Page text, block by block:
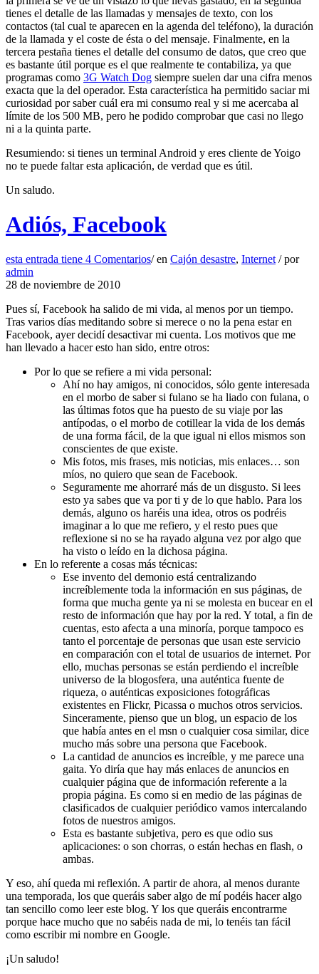
tienes el detalle de las llamadas y mensajes de texto, con los
contactos (tal cual te aparecen en la agenda del teléfono), la duración
de la llamada y el coste de ésta o del mensaje. Finalmente, en la
tercera pestaña tienes el detalle del consumo de datos, que creo que
es bastante útil porque es el que realmente te contabiliza, ya que
programas como 3G Watch Dog siempre suelen dar una cifra menos
exacta que la del operador. Esta característica ha permitido saciar mi
curiosidad por saber cuál era mi consumo real y si me acercaba al
límite de los 500 MB, pero he podido comprobar que casi no llego
ni a la quinta parte.
Resumiendo: si tienes un terminal Android y eres cliente de Yoigo
no te puede faltar esta aplicación, de verdad que es útil.
Un saludo.
Adiós, Facebook
esta entrada tiene 4 Comentarios/ en Cajón desastre, Internet / por
admin
28 de noviembre de 2010
Pues sí, Facebook ha salido de mi vida, al menos por un tiempo.
Tras varios días meditando sobre si merece o no la pena estar en
Facebook, ayer decidí desactivar mi cuenta. Los motivos que me
han llevado a hacer esto han sido, entre otros:
Por lo que se refiere a mi vida personal:
Ahí no hay amigos, ni conocidos, sólo gente interesada
en el morbo de saber si fulano se ha liado con fulana, o
las últimas fotos que ha puesto de su viaje por las
antípodas, o el morbo de cotillear la vida de los demás
de una forma fácil, de la que igual ni ellos mismos son
conscientes de que existe.
Mis fotos, mis frases, mis noticias, mis enlaces… son
míos, no quiero que sean de Facebook.
Seguramente me ahorraré más de un disgusto. Si lees
esto ya sabes que va por ti y de lo que hablo. Para los
demás, alguno os haréis una idea, otros os podréis
imaginar a lo que me refiero, y el resto pues que
reflexione si no se ha rayado alguna vez por algo que
ha visto o leído en la dichosa página.
En lo referente a cosas más técnicas:
Ese invento del demonio está centralizando
increíblemente toda la información en sus páginas, de
forma que mucha gente ya ni se molesta en bucear en el
resto de información que hay por la red. Y total, a fin de
cuentas, esto afecta a una minoría, porque tampoco es
tanto el porcentaje de personas que usan este servicio
en comparación con el total de usuarios de internet. Por
ello, muchas personas se están perdiendo el increíble
universo de la blogosfera, una auténtica fuente de
riqueza, o auténticas exposiciones fotográficas
existentes en Flickr, Picassa o muchos otros servicios.
Sinceramente, pienso que un blog, un espacio de los
que había antes en el msn o cualquier cosa similar, dice
mucho más sobre una persona que Facebook.
La cantidad de anuncios es increíble, y me parece una
gaita. Yo diría que hay más enlaces de anuncios en
cualquier página que de información referente a la
propia página. Es como si en medio de las páginas de
clasificados de cualquier periódico vamos intercalando
fotos de nuestros amigos.
Esta es bastante subjetiva, pero es que odio sus
aplicaciones: o son chorras, o están hechas en flash, o
ambas.
Y eso, ahí queda mi reflexión. A partir de ahora, al menos durante
una temporada, los que queráis saber algo de mí podéis hacer algo
tan sencillo como leer este blog. Y los que queráis encontrarme
porque hace mucho que no sabéis nada de mi, lo tenéis tan fácil
como escribir mi nombre en Google.
¡Un saludo!